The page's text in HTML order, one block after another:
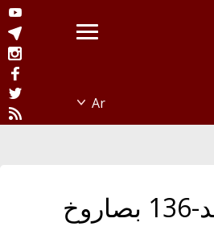
مسيرة شاهد-136 بصاروخ